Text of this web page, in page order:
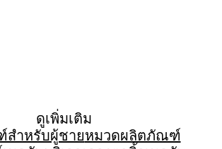
ดูเพิ่มเติม
ำหรับผู้ชายหมวดผลิตภัณฑ์